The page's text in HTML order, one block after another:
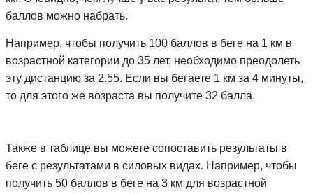
баллов можно набрать.
Например, чтобы получить 100 баллов в беге на 1 км в
возрастной категории до 35 лет, необходимо преодолеть
эту дистанцию за 2.55. Если вы бегаете 1 км за 4 минуты,
то для этого же возраста вы получите 32 балла.
Также в таблице вы можете сопоставить результаты в
беге с результатами в силовых видах. Например, чтобы
получить 50 баллов в беге на 3 км для возрастной